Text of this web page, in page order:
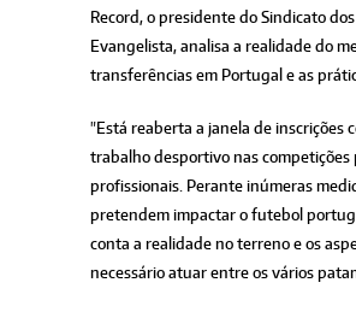
Record, o presidente do Sindicato
Evangelista, analisa a realidade do
transferências em Portugal e as
"Está reaberta a janela de inscrições
trabalho desportivo nas competições
profissionais. Perante inúmeras
pretendem impactar o futebol
conta a realidade no terreno e os
necessário atuar entre os vários